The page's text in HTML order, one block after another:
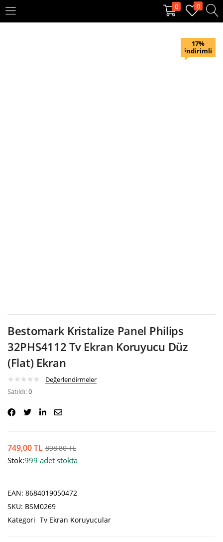
0 0
KAYIT OL
17%
indirimli
Bestomark Kristalize Panel Philips
32PHS4112 Tv Ekran Koruyucu Düz
(Flat) Ekran
Değerlendirmeler
Satıldı:0
749,00TL 898,80TL
Stok:999 adet stokta
EAN: 8684019050472
SKU: BSM0269
Kategori Tv Ekran Koruyucular